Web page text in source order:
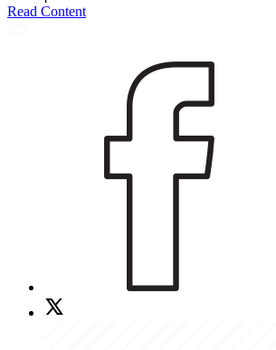
Read Content